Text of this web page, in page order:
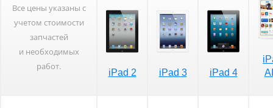
Все цены указаны с
учетом стоимости
запчастей
и необходимых
работ.
iPad 2 iPad 3 iPad 4